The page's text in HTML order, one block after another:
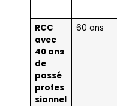
RCC
avec
40 ans
de
passé
profes
sionnel
60 ans